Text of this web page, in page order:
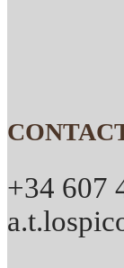
+34 607